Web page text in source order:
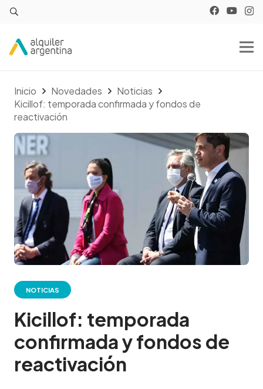
Inicio Novedades
Noticias
Kicillof: temporada confirmada y fondos de
reactivación
NOTICIAS
Kicillof: temporada
confirmada y fondos de
reactivación